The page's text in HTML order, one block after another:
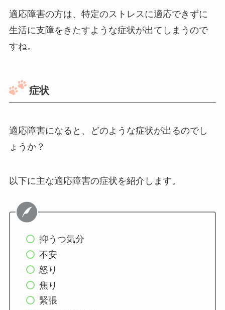
適応障害の方は、特定のストレスに適応できずに
生活に支障をきたすような症状が出てしまうので
すね。
症状
適応障害になると、どのような症状が出るのでし
ょうか？
以下に主な適応障害の症状を紹介します。
抑うつ気分
不安
怒り
焦り
緊張